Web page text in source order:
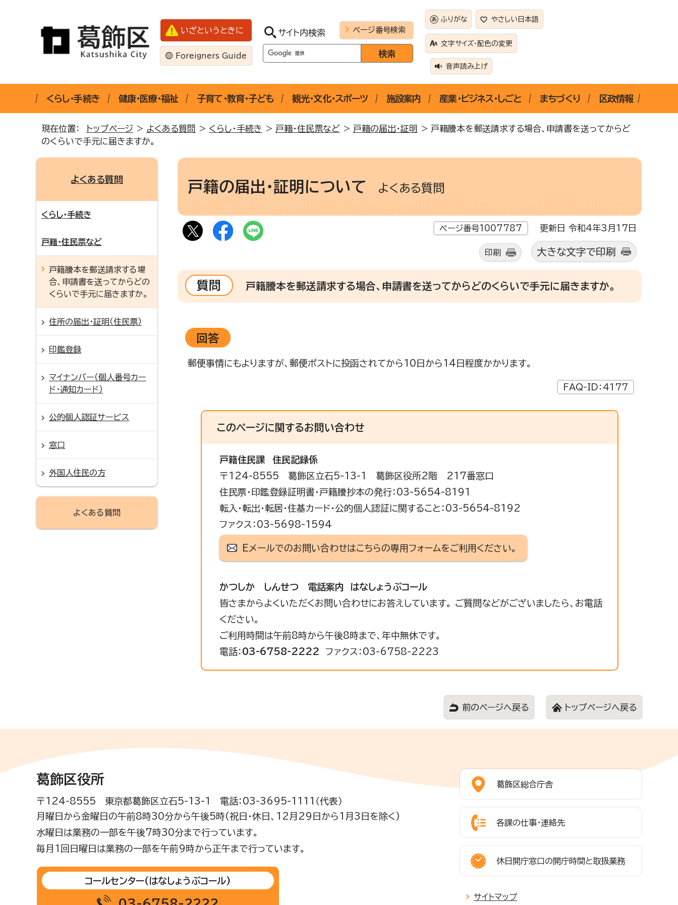
いざというときに
Foreigners Guide
サイト内検索 ページ番号検索
ふりがな やさしい日本語
文字サイズ・配色の変更
音声読み上げ
くらし・手続き 健康・医療・福祉 子育て・教育・子ども 観光・文化・スポーツ 施設案内 産業・ビジネス・しごと まちづくり 区政情報
現在位置： トップページ > よくある質問 > くらし・手続き > 戸籍・住民票など > 戸籍の届出・証明
> 戸籍謄本を郵送請求する場合、申請書を送ってからど
のくらいで手元に届きますか。
戸籍の届出・証明について よくある質問
ページ番号1007787 更新日 令和4年3月17日
印刷 大きな文字で印刷
質問 戸籍謄本を郵送請求する場合、申請書を送ってからどのくらいで手元に届きますか。
回答
郵便事情にもよりますが、郵便ポストに投函されてから10日から14日程度かかります。
FAQ-ID：4177
このページに関するお問い合わせ
戸籍住民課
住民記録係
〒124-8555 葛飾区立石5-13-1 葛飾区役所2階 217番窓口
住民票・印鑑登録証明書・戸籍謄抄本の発行：03-5654-8191
転入・転出・転居・住基カード・公的個人認証に関すること：03-5654-8192
ファクス：03-5698-1594
Eメールでのお問い合わせはこちらの専用フォームをご利用ください。
かつしか しんせつ 電話案内 はなしょうぶコール
皆さまからよくいただくお問い合わせにお答えしています。 ご質問などがございましたら、お電話
ください。
ご利用時間は午前8時から午後8時まで、年中無休です。
電話： 03-6758-2222 ファクス：03-6758-2223
よくある質問
くらし・手続き
戸籍・住民票など
戸籍謄本を郵送請求する場
合、申請書を送ってからどの
くらいで手元に届きますか。
住所の届出・証明（住民票）
印鑑登録
マイナンバー（個人番号カー
ド・通知カード）
公的個人認証サービス
窓口
外国人住民の方
よくある質問
前のページへ戻る トップページへ戻る
葛飾区役所
〒124-8555 東京都葛飾区立石5-13-1 電話：03-3695-1111（代表）
月曜日から金曜日の午前8時30分から午後5時(祝日・休日、12月29日から1月3日を除く)
水曜日は業務の一部を午後7時30分まで行っています。
毎月1回日曜日は業務の一部を午前9時から正午まで行っています。
コールセンター(はなしょうぶコール)
葛飾区総合庁舎
各課の仕事・連絡先
休日開庁窓口の開庁時間と取扱業務
サイトマップ